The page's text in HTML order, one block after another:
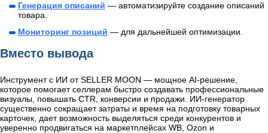
Генерация описаний — автоматизируйте создание описаний
товара.
Мониторинг позиций — для дальнейшей оптимизации.
Вместо вывода
Инструмент с ИИ от SELLER MOON — мощное AI-решение,
которое помогает селлерам быстро создавать профессиональные
визуалы, повышать CTR, конверсии и продажи. ИИ-генератор
существенно сокращает затраты и время на подготовку товарных
карточек, дает возможность выделяться среди конкурентов и
уверенно продвигаться на маркетплейсах WB, Ozon и